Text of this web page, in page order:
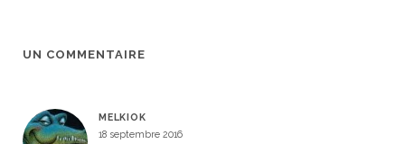
UN COMMENTAIRE
MELKIOK
18 septembre 2016